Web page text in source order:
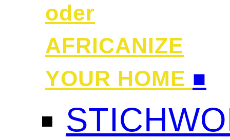
oder
AFRICANIZE
YOUR HOME ■